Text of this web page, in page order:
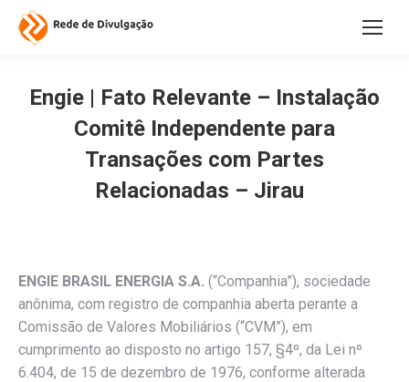
Engie | Fato Relevante – Instalação
Comitê Independente para
Transações com Partes
Relacionadas – Jirau
ENGIE BRASIL ENERGIA S.A. (“Companhia”), sociedade
anônima, com registro de companhia aberta perante a
Comissão de Valores Mobiliários (“CVM”), em
cumprimento ao disposto no artigo 157, §4º, da Lei nº
6.404, de 15 de dezembro de 1976, conforme alterada